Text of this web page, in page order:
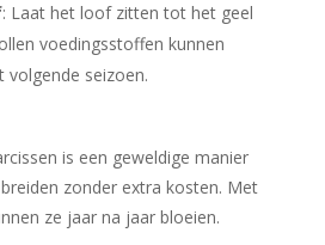
: Laat het loof zitten tot het geel
voedingsstoffen kunnen
seizoen.
is een geweldige manier
zonder extra kosten. Met
ze jaar na jaar bloeien.